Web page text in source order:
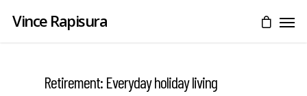
Vince Rapisura
Retirement: Everyday holiday living